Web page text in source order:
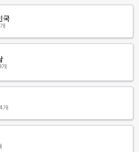
러운 객실과 편안한 시설들을 제공합니
변 전망을 갖춘 넓은 객실과 최신 시설
위해 세심한 배려를 기울이고 있습니
은 수영장, 스파, 피트니스 센터 등 다양
있어 손님들이 휴식과 여유를 즐길 수
에서의 완벽한 휴양지로 여러분을 초대
안한 휴식과 아름다운 경치를 만끽하며
해변 도시를 탐험해보세요.
마젤랑로의 교통편
마젤랑은 마게랑 셀라탄에 위치해 있
은 마겔랑 국제공항입니다. 마겔랑 국제
국
개
개